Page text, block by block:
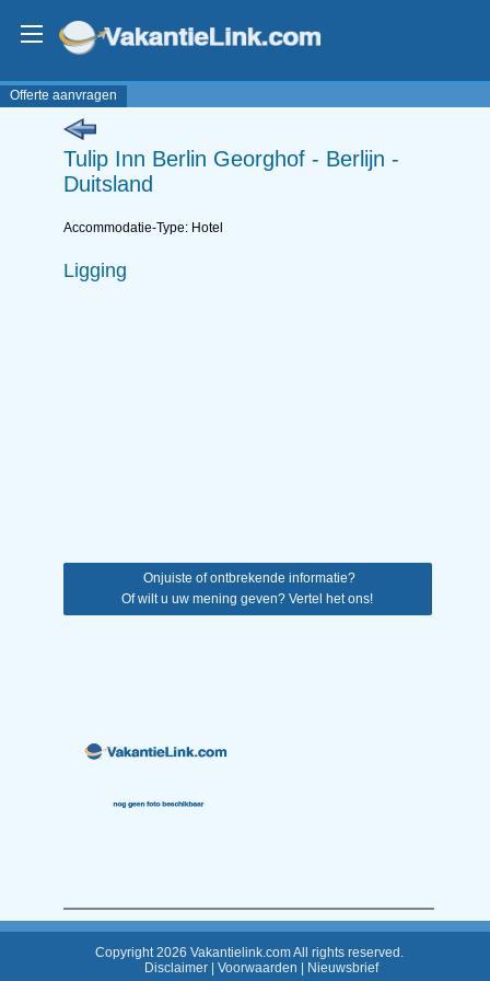
Tulip Inn Berlin Georghof - Berlijn -
Duitsland
Offerte aanvragen
Accommodatie-Type: Hotel
Ligging
Onjuiste of ontbrekende informatie?
Of wilt u uw mening geven? Vertel het ons!
Copyright 2026 Vakantielink.com All rights reserved.
Disclaimer| Voorwaarden Nieuwsbrief